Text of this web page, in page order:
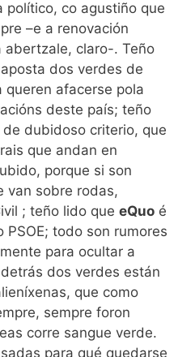
político, co agustiño que
–e a renovación
claro-. Teño
dos verdes de
queren afacerse pola
deste país; teño
dubidoso criterio, que
que andan en
porque si son
van sobre rodas,
; teño lido que eQuo é
todo son rumores
para ocultar a
dos verdes están
que como
sempre foron
corre sangue verde.
para qué quedarse